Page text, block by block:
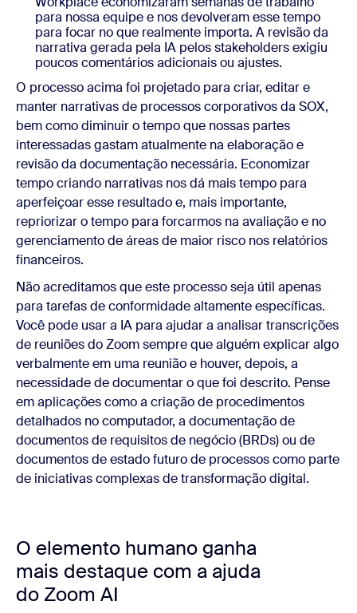
para nossa equipe e nos devolveram esse tempo
para focar no que realmente importa. A revisão da
narrativa gerada pela IA pelos stakeholders exigiu
poucos comentários adicionais ou ajustes.
O processo acima foi projetado para criar, editar e
manter narrativas de processos corporativos da SOX,
bem como diminuir o tempo que nossas partes
interessadas gastam atualmente na elaboração e
revisão da documentação necessária. Economizar
tempo criando narrativas nos dá mais tempo para
aperfeiçoar esse resultado e, mais importante,
repriorizar o tempo para forcarmos na avaliação e no
gerenciamento de áreas de maior risco nos relatórios
financeiros.
Não acreditamos que este processo seja útil apenas
para tarefas de conformidade altamente específicas.
Você pode usar a IA para ajudar a analisar transcrições
de reuniões do Zoom sempre que alguém explicar algo
verbalmente em uma reunião e houver, depois, a
necessidade de documentar o que foi descrito. Pense
em aplicações como a criação de procedimentos
detalhados no computador, a documentação de
documentos de requisitos de negócio (BRDs) ou de
documentos de estado futuro de processos como parte
de iniciativas complexas de transformação digital.
O elemento humano ganha
mais destaque com a ajuda
do Zoom AI